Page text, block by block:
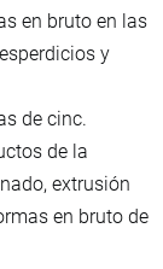
en bruto en las
y
de cinc.
de la
extrusión
en bruto de